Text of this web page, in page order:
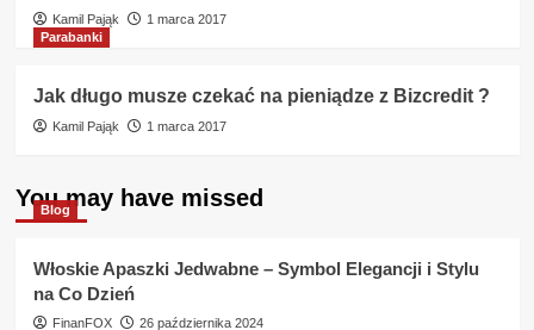
Kamil Pająk
1 marca 2017
Parabanki
Jak długo musze czekać na pieniądze z Bizcredit ?
Kamil Pająk 1 marca 2017
You may have missed
Blog
Włoskie Apaszki Jedwabne – Symbol Elegancji i Stylu
na Co Dzień
FinanFOX
26 października 2024